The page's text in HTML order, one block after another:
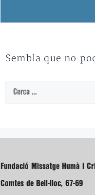
Sembla que no
Cerca:
Fundació Missatge Humà i
Comtes de Bell-lloc, 67-69